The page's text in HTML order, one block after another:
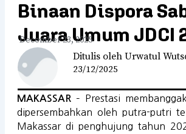
Binaan Dispora
Juara Umum JDCI
December 23, 2025
Ditulis oleh Urwatul
23/12/2025
MAKASSAR– Prestasi
dipersembahkan oleh putra-putri
Makassar di penghujung tahun